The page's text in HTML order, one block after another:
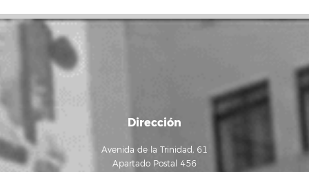
Dirección
Avenida de la Trinidad, 61
Apartado Postal 456